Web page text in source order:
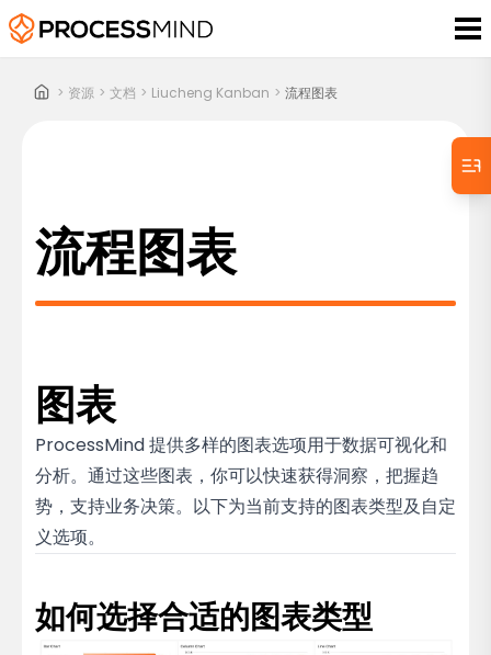
> 资源 > 文档 > Liucheng Kanban > 流程图表
流程图表
图表
ProcessMind 提供多样的图表选项用于数据可视化和
分析。通过这些图表，你可以快速获得洞察，把握趋
势，支持业务决策。以下为当前支持的图表类型及自定
义选项。
如何选择合适的图表类型